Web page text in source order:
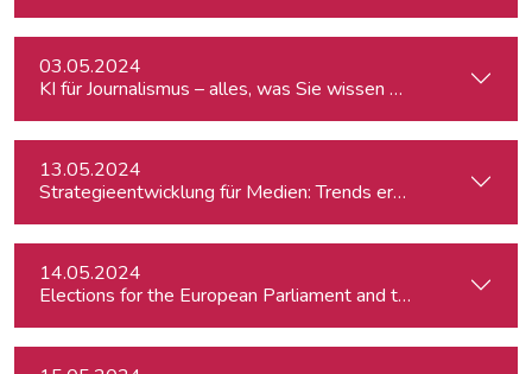
03.05.2024
KI für Journalismus – alles, was Sie wissen müssen
13.05.2024
Strategieentwicklung für Medien: Trends erkennen &
14.05.2024